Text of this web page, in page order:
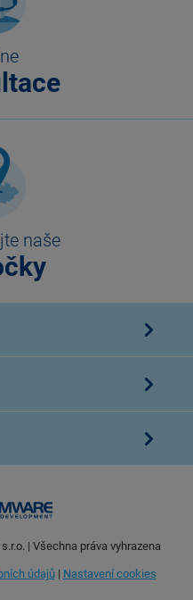
naše
| Všechna práva vyhrazena
údajů| Nastavení cookies